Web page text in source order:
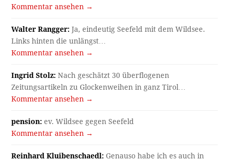
Kommentar ansehen →
Walter Rangger: Ja, eindeutig Seefeld mit dem Wildsee.
Links hinten die unlängst…
Kommentar ansehen →
Ingrid Stolz: Nach geschätzt 30 überflogenen
Zeitungsartikeln zu Glockenweihen in ganz Tirol…
Kommentar ansehen →
pension: ev. Wildsee gegen Seefeld
Kommentar ansehen →
Reinhard Kluibenschaedl: Genauso habe ich es auch in